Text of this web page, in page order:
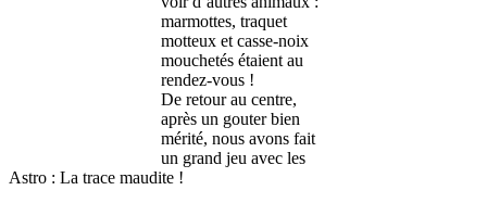
marmottes, traquet
motteux et casse-noix
mouchetés étaient au
rendez-vous !
De retour au centre,
après un gouter bien
mérité, nous avons fait
un grand jeu avec les
Astro : La trace maudite !